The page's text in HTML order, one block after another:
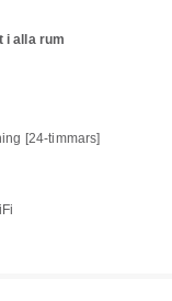
i alla rum
[24-timmars]